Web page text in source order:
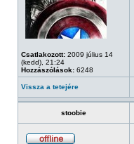
Csatlakozott: 2009 július 14
(kedd), 21:24
Hozzászólások: 6248
Vissza a tetejére
stoobie